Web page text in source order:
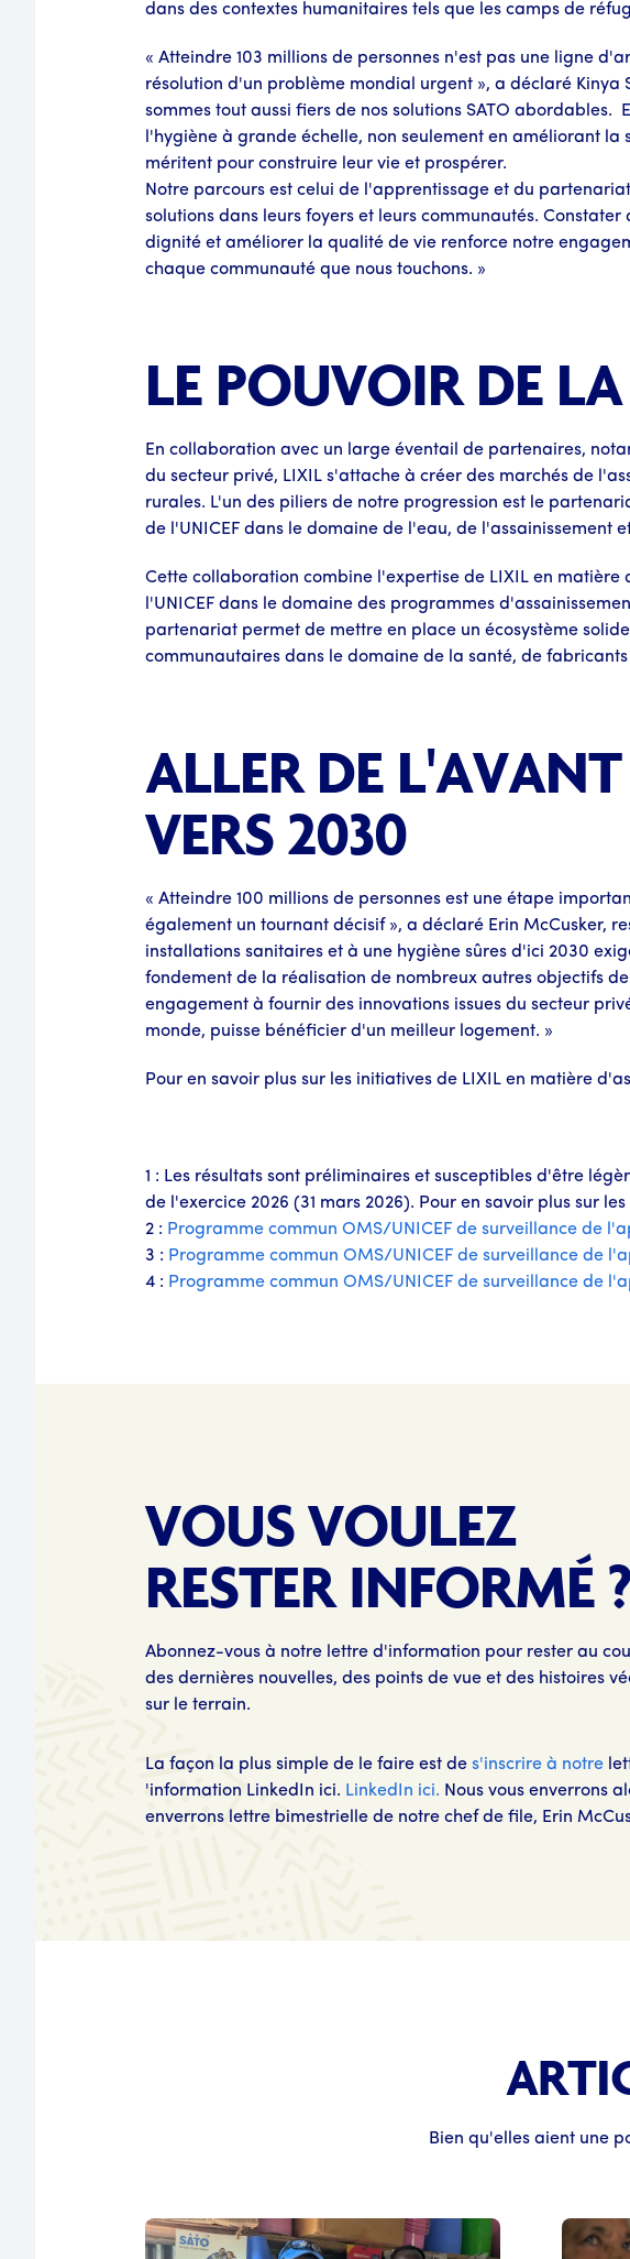
dans des contextes humanitaires tels que les camps de
« Atteindre 103 millions de personnes n'est pas une ligne
résolution d'un problème mondial urgent », a déclaré Kinya
sommes tout aussi fiers de nos solutions SATO abordables.
l'hygiène à grande échelle, non seulement en améliorant
méritent pour construire leur vie et prospérer.
Notre parcours est celui de l'apprentissage et du
solutions dans leurs foyers et leurs communautés.
dignité et améliorer la qualité de vie renforce notre
chaque communauté que nous touchons. »
LE POUVOIR DE
En collaboration avec un large éventail de partenaires,
du secteur privé, LIXIL s'attache à créer des marchés de
rurales. L'un des piliers de notre progression est le
de l'UNICEF dans le domaine de l'eau, de l'assainissement
Cette collaboration combine l'expertise de LIXIL en
l'UNICEF dans le domaine des programmes
partenariat permet de mettre en place un écosystème
communautaires dans le domaine de la santé, de
ALLER DE
VERS 2030
« Atteindre 100 millions de personnes est une étape
également un tournant décisif », a déclaré Erin McCusker,
installations sanitaires et à une hygiène sûres d'ici 2030
fondement de la réalisation de nombreux autres objectifs
engagement à fournir des innovations issues du secteur
monde, puisse bénéficier d'un meilleur logement. »
Pour en savoir plus sur les initiatives de LIXIL en matière
1 : Les résultats sont préliminaires et susceptibles d'être
de l'exercice 2026 (31 mars 2026). Pour en savoir plus sur
2 : Programme commun OMS/UNICEF de surveillance de
3 : Programme commun OMS/UNICEF de surveillance de
4 : Programme commun OMS/UNICEF de surveillance de
VOUS VOULEZ
RESTER INFORMÉ ?
Abonnez-vous à notre lettre d'information pour rester au
des dernières nouvelles, des points de vue et des histoires
sur le terrain.
La façon la plus simple de le faire est de s'inscrire à notre
'information LinkedIn ici. LinkedIn ici. Nous vous enverrons
enverrons lettre bimestrielle de notre chef de file, Erin
Bien qu'elles aient une